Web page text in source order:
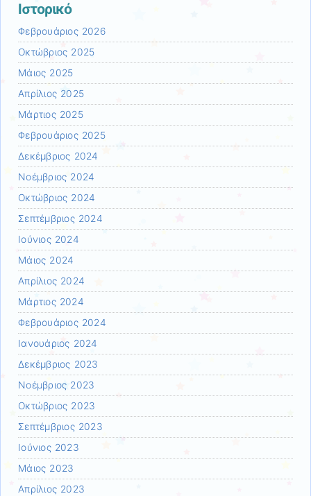
Ιστορικό
Φεβρουάριος 2026
Οκτώβριος 2025
Μάιος 2025
Απρίλιος 2025
Μάρτιος 2025
Φεβρουάριος 2025
Δεκέμβριος 2024
Νοέμβριος 2024
Οκτώβριος 2024
Σεπτέμβριος 2024
Ιούνιος 2024
Μάιος 2024
Απρίλιος 2024
Μάρτιος 2024
Φεβρουάριος 2024
Ιανουάριος 2024
Δεκέμβριος 2023
Νοέμβριος 2023
Οκτώβριος 2023
Σεπτέμβριος 2023
Ιούνιος 2023
Μάιος 2023
Απρίλιος 2023